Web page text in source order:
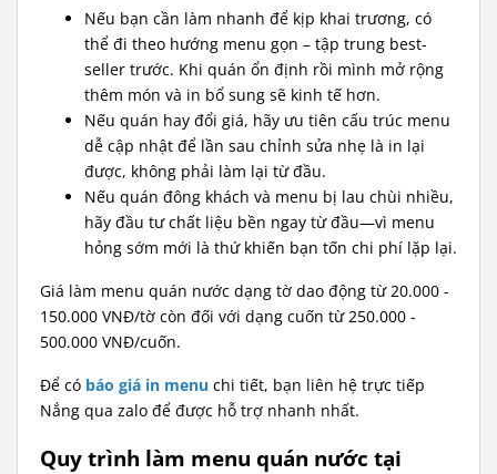
Nếu bạn cần làm nhanh để kịp khai trương, có
thể đi theo hướng menu gọn – tập trung best-
seller trước. Khi quán ổn định rồi mình mở rộng
thêm món và in bổ sung sẽ kinh tế hơn.
Nếu quán hay đổi giá, hãy ưu tiên cấu trúc menu
dễ cập nhật để lần sau chỉnh sửa nhẹ là in lại
được, không phải làm lại từ đầu.
Nếu quán đông khách và menu bị lau chùi nhiều,
hãy đầu tư chất liệu bền ngay từ đầu—vì menu
hỏng sớm mới là thứ khiến bạn tốn chi phí lặp lại.
Giá làm menu quán nước dạng tờ dao động từ 20.000 -
150.000 VNĐ/tờ còn đối với dạng cuốn từ 250.000 -
500.000 VNĐ/cuốn.
Để có báo giá in menu chi tiết, bạn liên hệ trực tiếp
Nắng qua zalo để được hỗ trợ nhanh nhất.
Quy trình làm menu quán nước tại